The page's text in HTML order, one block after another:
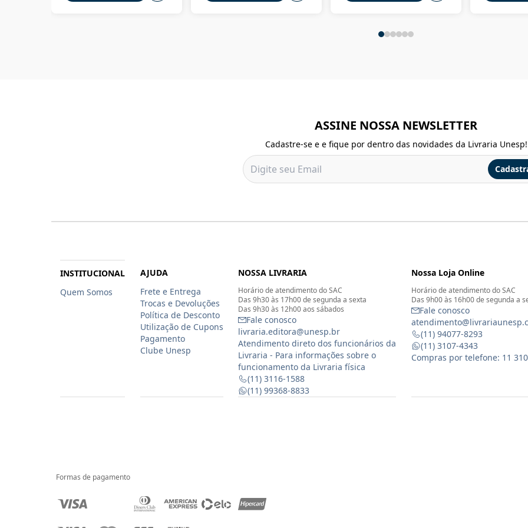
ASSINE NOSSA NEWSLETTER
Cadastre-se e e fique por dentro das novidades da Livraria Unesp!
INSTITUCIONAL
Quem Somos
AJUDA
Frete e Entrega
Trocas e Devoluções
Política de Desconto
Utilização de Cupons
Pagamento
Clube Unesp
NOSSA LIVRARIA
Horário de atendimento do SAC
Das 9h30 às 17h00 de segunda a sexta
Das 9h30 às 12h00 aos sábados
Fale conosco
livraria.editora@unesp.br
Atendimento direto dos funcionários da
Livraria - Para informações sobre o
funcionamento da Livraria física
(11) 3116-1588
(11) 99368-8833
Nossa Loja Online
Horário de atendimento do SAC
Das 9h00 às 16h00 de segunda a
Fale conosco
(11) 94077-8293
(11) 3107-4343
Compras por telefone: 11
Formas de pagamento